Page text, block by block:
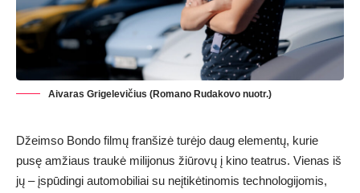
Aivaras Grigelevičius (Romano Rudakovo nuotr.)
Džeimso Bondo filmų franšizė turėjo daug elementų, kurie
pusę amžiaus traukė milijonus žiūrovų į kino teatrus. Vienas iš
jų – įspūdingi automobiliai su neįtikėtinomis technologijomis,